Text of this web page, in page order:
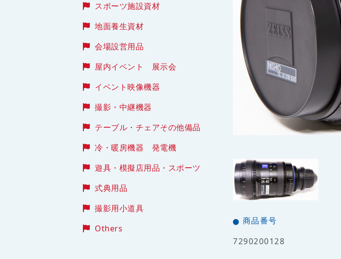
商品番号
7290200128
スポーツ施設資材
地面養生資材
会場設営用品
屋内イベント 展示会
イベント映像機器
撮影・中継機器
テーブル・チェアその他備品
冷・暖房機器 発電機
遊具・模擬店用品・スポーツ
式典用品
撮影用小道具
Others